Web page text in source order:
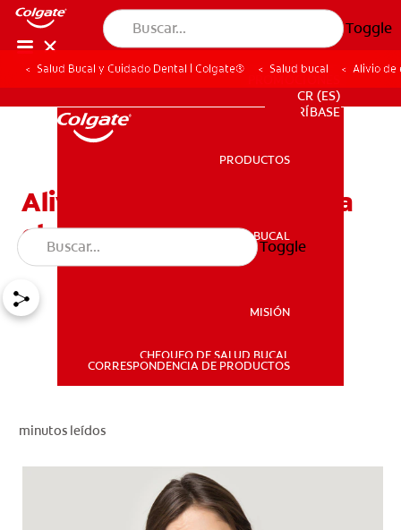
Toggle
SALUD BUCAL
CR (ES)
SUSCRÍBASE
PRODUCTOS
SALUD BUCAL
MISIÓN
CHEQUEO DE SALUD BUCAL
CORRESPONDENCIA DE PRODUCTOS
Toggle
Salud Bucal y Cuidado Dental | Colgate® Salud bucal Alivio de
Alivio de emergencia para
el dolor dental
minutos leídos